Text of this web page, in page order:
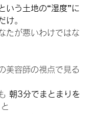
いう土地の“湿度”に
け。
たが悪いわけではな
美容師の視点で見る
朝3分でまとまりを
と